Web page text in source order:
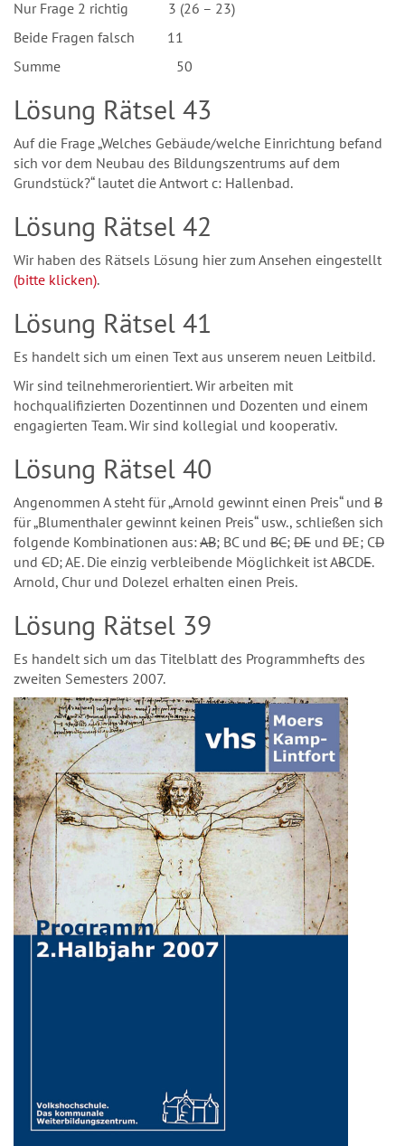
Nur Frage 2 richtig 3 (26 – 23)
Beide Fragen falsch 11
Summe 50
Lösung Rätsel 43
Auf die Frage „Welches Gebäude/welche Einrichtung befand
sich vor dem Neubau des Bildungszentrums auf dem
Grundstück?“ lautet die Antwort c: Hallenbad.
Lösung Rätsel 42
Wir haben des Rätsels Lösung hier zum Ansehen eingestellt
(bitte klicken).
Lösung Rätsel 41
Es handelt sich um einen Text aus unserem neuen Leitbild.
Wir sind teilnehmerorientiert. Wir arbeiten mit
hochqualifizierten Dozentinnen und Dozenten und einem
engagierten Team. Wir sind kollegial und kooperativ.
Lösung Rätsel 40
Angenommen A steht für „Arnold gewinnt einen Preis“ und B
für „Blumenthaler gewinnt keinen Preis“ usw., schließen sich
folgende Kombinationen aus:AB; BC und BC; DE und DE; CD
und CD; AE. Die einzig verbleibende Möglichkeit ist ABCDE.
Arnold, Chur und Dolezel erhalten einen Preis.
Lösung Rätsel 39
Es handelt sich um das Titelblatt des Programmhefts des
zweiten Semesters 2007.